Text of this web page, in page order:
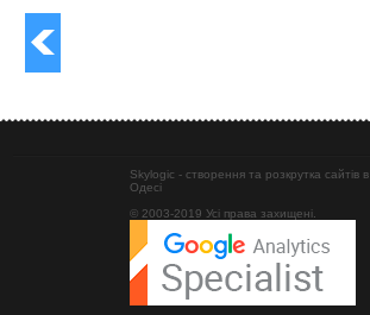
Skylogic - створення та розкрутка сайтів в
Одесі
© 2003-2019 Усі права захищені.